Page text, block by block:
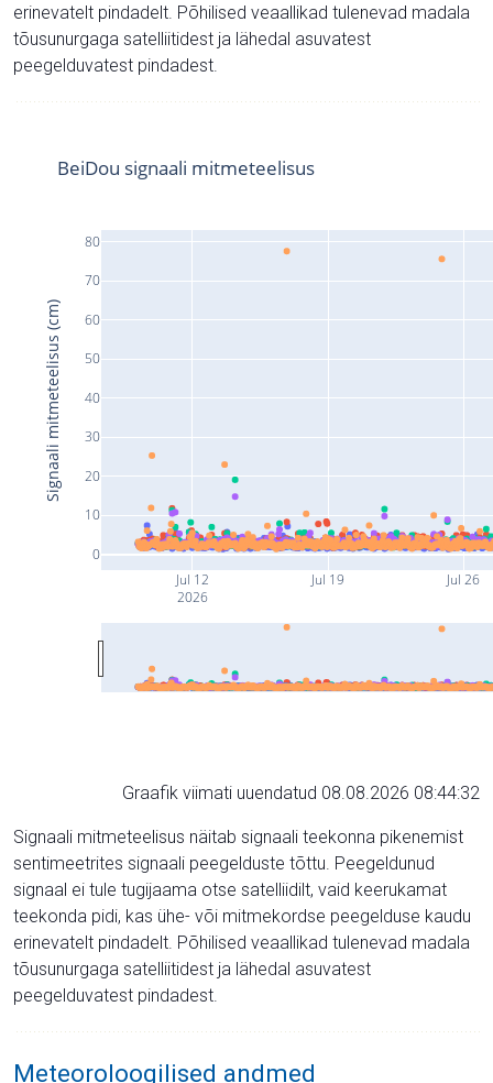
erinevatelt pindadelt. Põhilised veaallikad tulenevad madala
tõusunurgaga satelliitidest ja lähedal asuvatest
peegelduvatest pindadest.
Jul 12
2026
Jul 19 Jul 26
0
10
20
30
40
50
60
70
80
BeiDou signaali mitmeteelisus
Signaali mitmeteelisus (cm)
Graafik viimati uuendatud 08.08.2026 08:44:32
Signaali mitmeteelisus näitab signaali teekonna pikenemist
sentimeetrites signaali peegelduste tõttu. Peegeldunud
signaal ei tule tugijaama otse satelliidilt, vaid keerukamat
teekonda pidi, kas ühe- või mitmekordse peegelduse kaudu
erinevatelt pindadelt. Põhilised veaallikad tulenevad madala
tõusunurgaga satelliitidest ja lähedal asuvatest
peegelduvatest pindadest.
Meteoroloogilised andmed